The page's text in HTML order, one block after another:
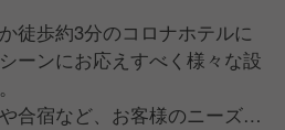
徒歩約3分のコロナホテルに
ーンにお応えすべく様々な設
合宿など、お客様のニーズに